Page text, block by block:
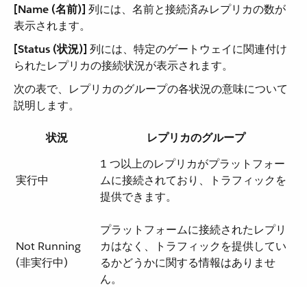
[Name (名前)] ​ 列には、名前と接続済みレプリカの数が
表示されます。
[Status (状況)] ​ 列には、特定のゲートウェイに関連付け
られたレプリカの接続状況が表示されます。
次の表で、レプリカのグループの各状況の意味について
説明します。
状況 レプリカのグループ
実行中
1 つ以上のレプリカがプラットフォー
ムに接続されており、トラフィックを
提供できます。
Not Running
(非実行中)
プラットフォームに接続されたレプリ
カはなく、トラフィックを提供してい
るかどうかに関する情報はありませ
ん。